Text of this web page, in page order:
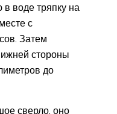
воде тряпку на
с
Затем
стороны
до
сверло, оно